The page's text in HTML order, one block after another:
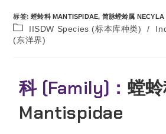
标签:螳蛉科 MANTISPIDAE, 简脉螳蛉属 NECYLA
IISDW Species (标本库种类) /
(东洋界)
科 (Family)： 螳
Mantispidae